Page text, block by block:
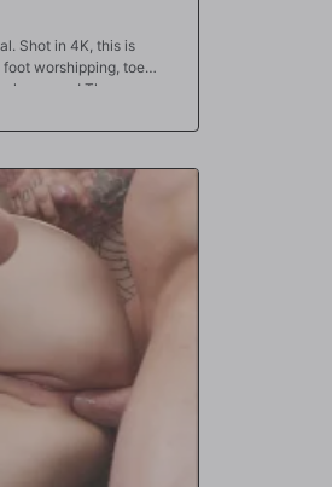
Shot in 4K, this is
foot worshipping, toe
orgasms! These are